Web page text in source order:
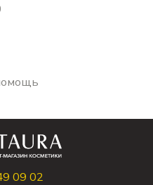
09 02